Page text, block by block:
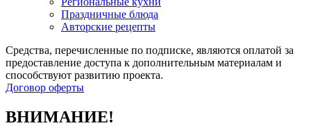
Праздничные блюда
Авторские рецепты
Средства, перечисленные по подписке, являются оплатой за
предоставление доступа к дополнительным материалам и
способствуют развитию проекта.
Договор оферты
ВНИМАНИЕ!